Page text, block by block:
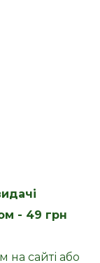
- 49 грн
на сайті або